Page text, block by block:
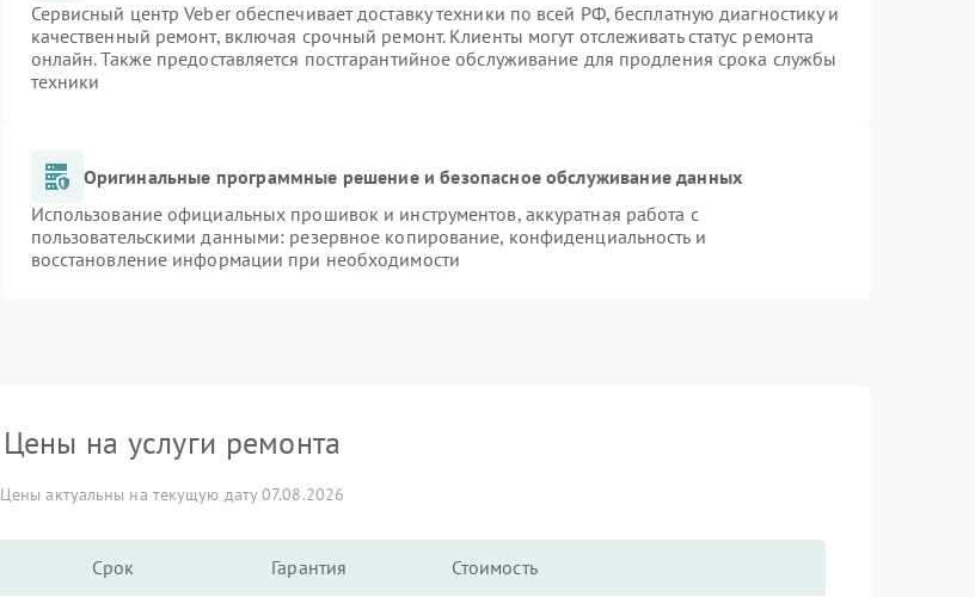
Сервисный центр Veber обеспечивает доставку техники по всей РФ, бесплатную диагностику и
качественный ремонт, включая срочный ремонт. Клиенты могут отслеживать статус ремонта
онлайн. Также предоставляется постгарантийное обслуживание для продления срока службы
техники
Оригинальные программные решение и безопасное обслуживание данных
Использование официальных прошивок и инструментов, аккуратная работа с
пользовательскими данными: резервное копирование, конфиденциальность и
восстановление информации при необходимости
Цены на услуги ремонта
Цены актуальны на текущую дату 07.08.2026
Срок Гарантия Стоимость